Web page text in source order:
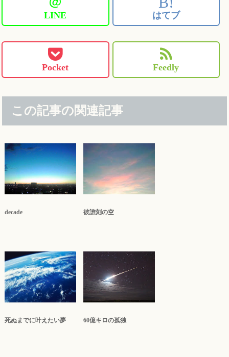
LINE はてブ
Pocket Feedly
この記事の関連記事
decade 彼誰刻の空
死ぬまでに叶えたい夢 60億キロの孤独